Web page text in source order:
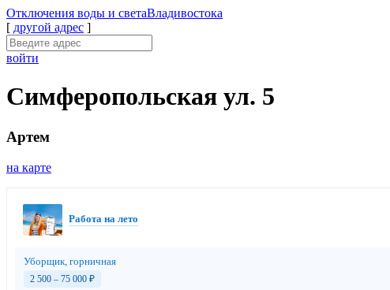
Отключения воды и светаВладивостока
[ другой адрес ]
войти
Симферопольская ул. 5
Артем
на карте
Работа на лето
Уборщик, горничная
2 500 – 75 000 ₽